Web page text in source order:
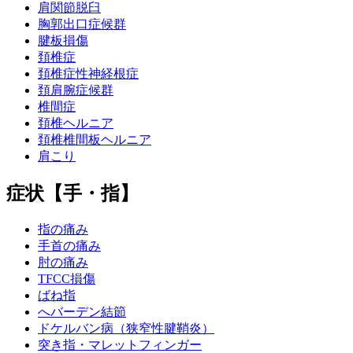
肩関節脱臼
胸郭出口症候群
腱板損傷
頚椎症
頚椎症性神経根症
頚肩腕症候群
椎間症
頚椎ヘルニア
頚椎椎間板ヘルニア
肩こり
症状【手・指】
指の痛み
手首の痛み
肘の痛み
TFCC損傷
ばね指
へバーデン結節
ドケルバン病（狭窄性腱鞘炎）
突き指・マレットフィンガー